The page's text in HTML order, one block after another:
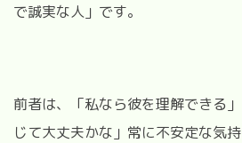
で誠実な人」です。
前者は、「私なら彼を理解できる
じて大丈夫かな」常に不安定な気